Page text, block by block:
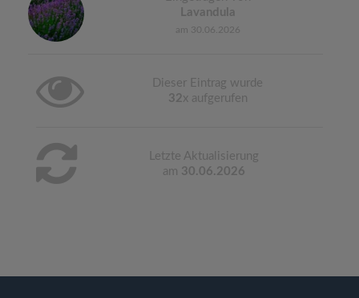
Lavandula
am 30.06.2026
Dieser Eintrag wurde
32x aufgerufen
Letzte Aktualisierung
am 30.06.2026